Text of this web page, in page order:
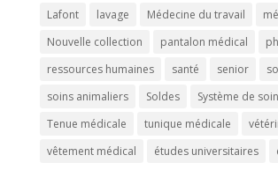
Lafont
lavage Médecine du travail
Nouvelle collection
pantalon médical
ressources humaines
santé senior
soins animaliers
Soldes Système de soin
Tenue médicale
tunique médicale
vêtement médical
études universitaires